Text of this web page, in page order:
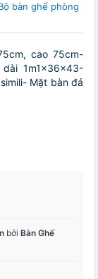
bàn ghế phòng
cao 75cm-
1m1x36x43-
Mặt bàn đá
bởi Bàn Ghế